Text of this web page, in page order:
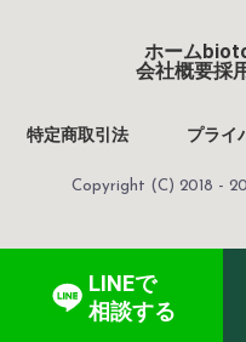
ホーム
会社概要採
特定商取引法 プライ
Copyright (C) 2018 -
LINEで
相談する